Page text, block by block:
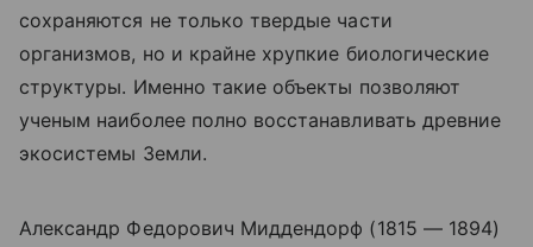
сохраняются не только твердые части
организмов, но и крайне хрупкие биологические
структуры. Именно такие объекты позволяют
ученым наиболее полно восстанавливать древние
экосистемы Земли.
Александр Федорович Миддендорф (1815 — 1894)